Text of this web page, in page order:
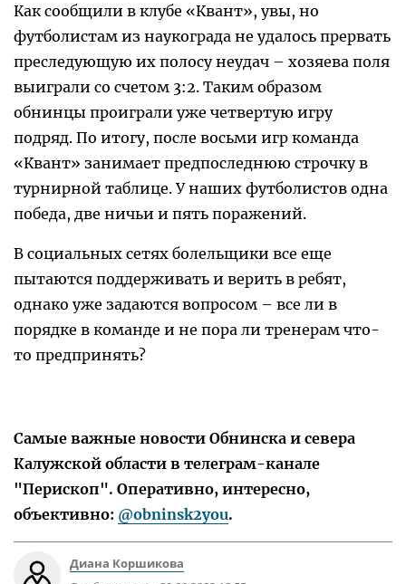
Как сообщили в клубе «Квант», увы, но
футболистам из наукограда не удалось прервать
преследующую их полосу неудач – хозяева поля
выиграли со счетом 3:2. Таким образом
обнинцы проиграли уже четвертую игру
подряд. По итогу, после восьми игр команда
«Квант» занимает предпоследнюю строчку в
турнирной таблице. У наших футболистов одна
победа, две ничьи и пять поражений.
В социальных сетях болельщики все еще
пытаются поддерживать и верить в ребят,
однако уже задаются вопросом – все ли в
порядке в команде и не пора ли тренерам что-
то предпринять?
Самые важные новости Обнинска и севера
Калужской области в телеграм-канале
"Перископ". Оперативно, интересно,
объективно: @obninsk2you.
Диана Коршикова